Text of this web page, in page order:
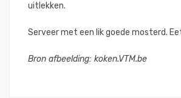
uitlekken.
Serveer met een lik goede mosterd.
Bron afbeelding: koken.VTM.be